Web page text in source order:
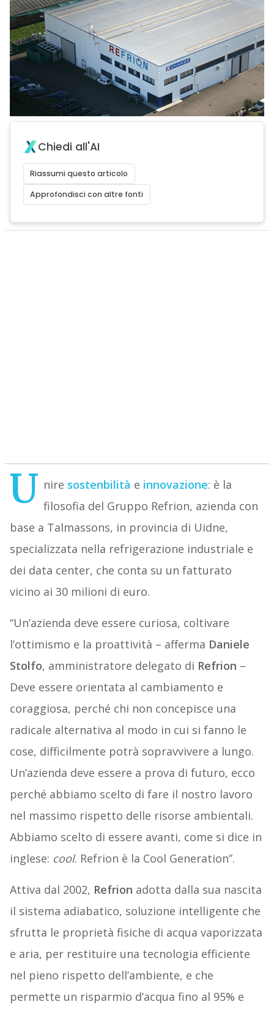
Chiedi all'AI
Riassumi questo articolo
Approfondisci con altre fonti
U nire sostenbilità e innovazione: è la
filosofia del Gruppo Refrion, azienda con
base a Talmassons, in provincia di Uidne,
specializzata nella refrigerazione industriale e
dei data center, che conta su un fatturato
vicino ai 30 milioni di euro.
“Un’azienda deve essere curiosa, coltivare
l’ottimismo e la proattività – afferma Daniele
Stolfo, amministratore delegato di Refrion –
Deve essere orientata al cambiamento e
coraggiosa, perché chi non concepisce una
radicale alternativa al modo in cui si fanno le
cose, difficilmente potrà sopravvivere a lungo.
Un’azienda deve essere a prova di futuro, ecco
perché abbiamo scelto di fare il nostro lavoro
nel massimo rispetto delle risorse ambientali.
Abbiamo scelto di essere avanti, come si dice in
inglese: cool. Refrion è la Cool Generation”.
Attiva dal 2002, Refrion adotta dalla sua nascita
il sistema adiabatico, soluzione intelligente che
sfrutta le proprietà fisiche di acqua vaporizzata
e aria, per restituire una tecnologia efficiente
nel pieno rispetto dell’ambiente, e che
permette un risparmio d’acqua fino al 95% e